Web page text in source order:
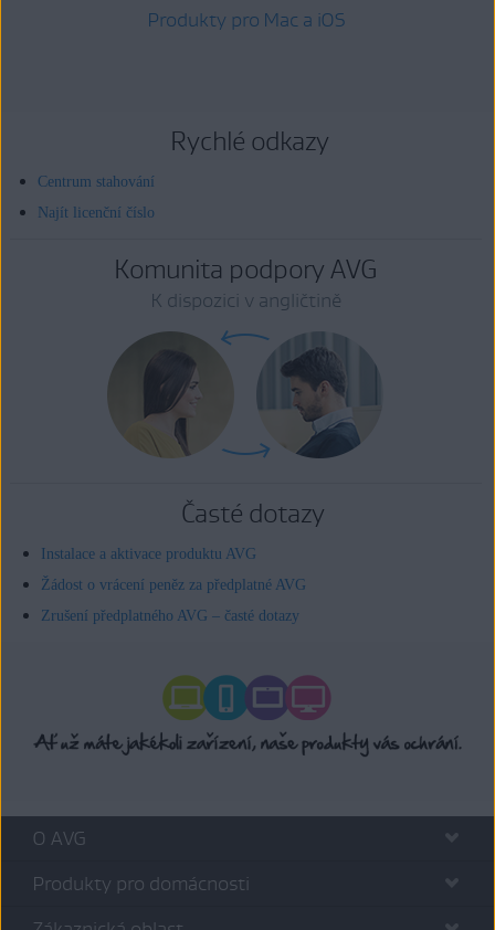
Produkty pro Mac a iOS
Rychlé odkazy
Centrum stahování
Najít licenční číslo
Komunita podpory AVG
K dispozici v angličtině
Časté dotazy
Instalace a aktivace produktu AVG
Žádost o vrácení peněz za předplatné AVG
Zrušení předplatného AVG – časté dotazy
O AVG
Produkty pro domácnosti